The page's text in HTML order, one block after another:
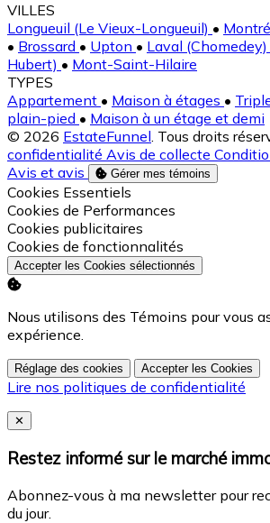
VILLES
Longueuil (Le Vieux-Longueuil) •
• Brossard • Upton • Laval (Chomedey)
Hubert) • Mont-Saint-Hilaire
TYPES
Appartement • Maison à étages •
plain-pied • Maison à un étage et demi
© 2026 EstateFunnel. Tous droits
confidentialité Avis de collecte
Avis et avis
Gérer mes témoins
Activer
Cookies Essentiels
Activer
Cookies de Performances
Activer
Cookies publicitaires
Activer
Cookies de fonctionnalités
Accepter les Cookies sélectionnés
Nous utilisons des Témoins pour vous
expérience.
Réglage des cookies Accepter les Cookies
Lire nos politiques de confidentialité
Close
✕
Restez informé sur le marché
Abonnez-vous à ma newsletter pour
du jour.